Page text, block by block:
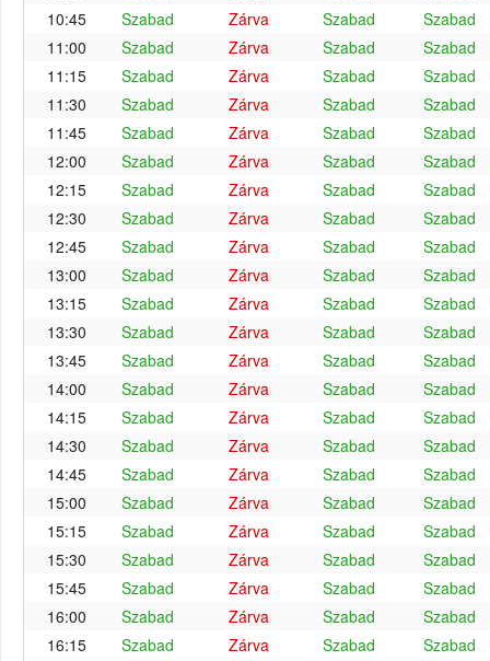
10:45
Szabad Zárva Szabad
Szabad
11:00
Szabad Zárva Szabad
Szabad
11:15
Szabad Zárva Szabad
Szabad
11:30
Szabad Zárva Szabad
Szabad
11:45
Szabad Zárva Szabad
Szabad
12:00
Szabad Zárva Szabad
Szabad
12:15
Szabad Zárva Szabad
Szabad
12:30
Szabad Zárva Szabad
Szabad
12:45
Szabad Zárva Szabad
Szabad
13:00
Szabad Zárva Szabad
Szabad
13:15
Szabad Zárva Szabad
Szabad
13:30
Szabad Zárva Szabad
Szabad
13:45
Szabad Zárva Szabad
Szabad
14:00
Szabad Zárva Szabad
Szabad
14:15
Szabad Zárva Szabad
Szabad
14:30
Szabad Zárva Szabad
Szabad
14:45
Szabad Zárva Szabad
Szabad
15:00
Szabad Zárva Szabad
Szabad
15:15
Szabad Zárva Szabad
Szabad
15:30
Szabad Zárva Szabad
Szabad
15:45
Szabad Zárva Szabad
Szabad
16:00
Szabad Zárva Szabad
Szabad
16:15
Szabad Zárva Szabad Szabad